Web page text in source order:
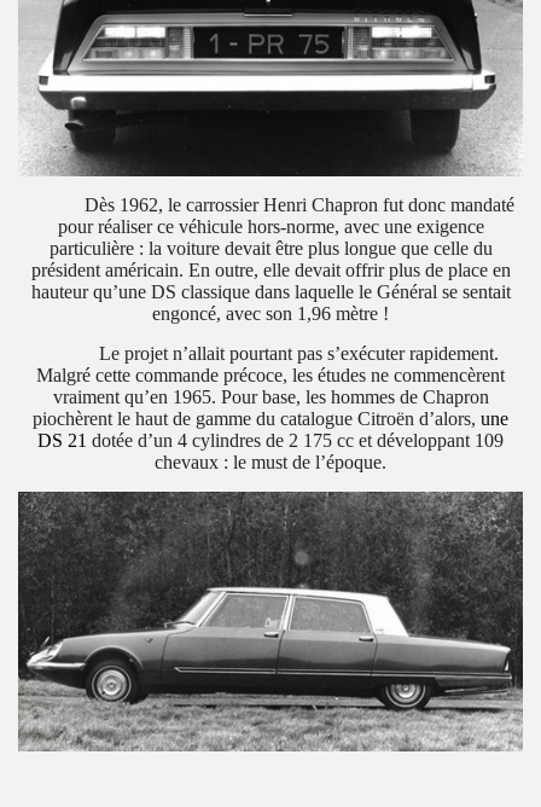
Dès 1962, le carrossier Henri Chapron fut donc mandaté
pour réaliser ce véhicule hors-norme, avec une exigence
particulière : la voiture devait être plus longue que celle du
président américain. En outre, elle devait offrir plus de place en
hauteur qu’une DS classique dans laquelle le Général se sentait
engoncé, avec son 1,96 mètre !
Le projet n’allait pourtant pas s’exécuter rapidement.
Malgré cette commande précoce, les études ne commencèrent
vraiment qu’en 1965. Pour base, les hommes de Chapron
piochèrent le haut de gamme du catalogue Citroën d’alors, une
DS 21 dotée d’un 4 cylindres de 2 175 cc et développant 109
chevaux : le must de l’époque.